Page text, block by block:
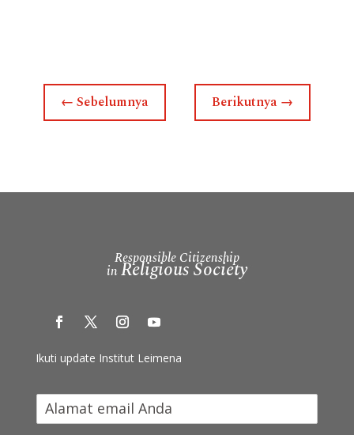
← Sebelumnya Berikutnya →
Responsible Citizenship
in Religious Society
Ikuti update Institut Leimena